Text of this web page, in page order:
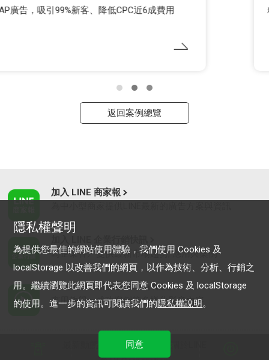
精準客群
返回案例總覽
加入 LINE 商家報
為企業客戶提供最新市場趨勢, 應用與案例
LINE Biz-Solutions YouTube
實用教學、成功案例等多樣化影音內容
服務條款
隱私權聲明
為提供您最佳的網站使用體驗，我們使用 Cookies 及
localStorage 以改善我們的網頁，以作為技術、分析、行銷之
用。繼續瀏覽此網頁即代表您同意 Cookies 及 localStorage
的使用。進一步的資訊可閱讀我們的隱私權說明。
同意